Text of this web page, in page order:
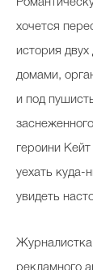
хочется
история
домами,
и под
героини
уехать куда-
увидеть
Журналистка
рекламного